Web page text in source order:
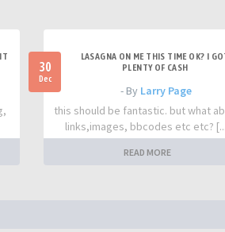
30
Dec
LASAGNA ON ME THIS TIME OK? I
PLENTY OF CASH
- By Larry Page
this should be fantastic. but what
links,images, bbcodes etc etc?
READ MORE